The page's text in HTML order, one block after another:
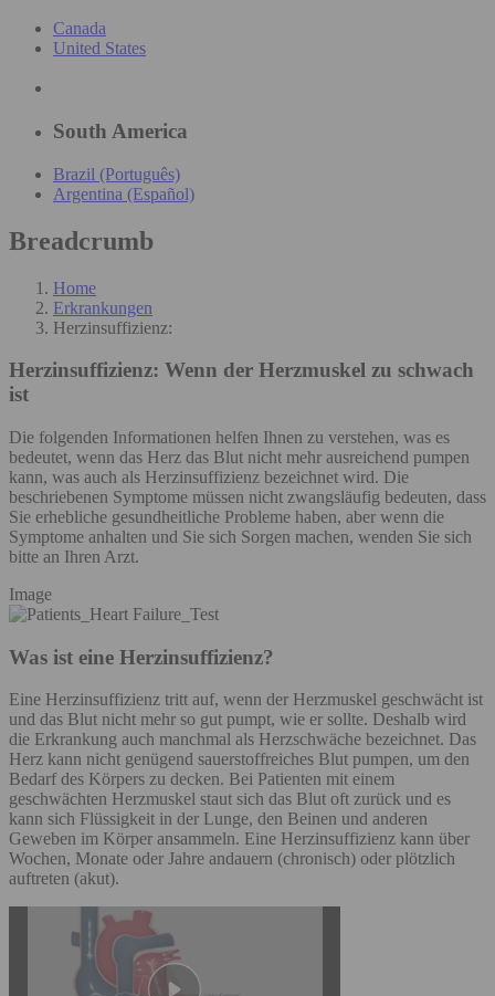
Canada
United States
South America
Brazil (Português)
Argentina (Español)
Breadcrumb
Home
Erkrankungen
Herzinsuffizienz:
Herzinsuffizienz: Wenn der Herzmuskel zu schwach
ist
Die folgenden Informationen helfen Ihnen zu verstehen, was es
bedeutet, wenn das Herz das Blut nicht mehr ausreichend pumpen
kann, was auch als Herzinsuffizienz bezeichnet wird. Die
beschriebenen Symptome müssen nicht zwangsläufig bedeuten, dass
Sie erhebliche gesundheitliche Probleme haben, aber wenn die
Symptome anhalten und Sie sich Sorgen machen, wenden Sie sich
bitte an Ihren Arzt.
Image
Was ist eine Herzinsuffizienz?
Eine Herzinsuffizienz tritt auf, wenn der Herzmuskel geschwächt ist
und das Blut nicht mehr so gut pumpt, wie er sollte. Deshalb wird
die Erkrankung auch manchmal als Herzschwäche bezeichnet. Das
Herz kann nicht genügend sauerstoffreiches Blut pumpen, um den
Bedarf des Körpers zu decken. Bei Patienten mit einem
geschwächten Herzmuskel staut sich das Blut oft zurück und es
kann sich Flüssigkeit in der Lunge, den Beinen und anderen
Geweben im Körper ansammeln. Eine Herzinsuffizienz kann über
Wochen, Monate oder Jahre andauern (chronisch) oder plötzlich
auftreten (akut).